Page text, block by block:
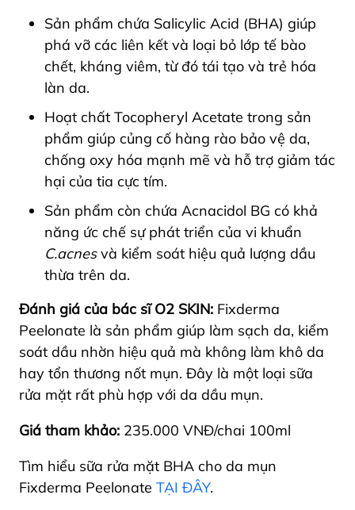
Sản phẩm chứa Salicylic Acid (BHA) giúp
phá vỡ các liên kết và loại bỏ lớp tế bào
chết, kháng viêm, từ đó tái tạo và trẻ hóa
làn da.
Hoạt chất Tocopheryl Acetate trong sản
phẩm giúp củng cố hàng rào bảo vệ da,
chống oxy hóa mạnh mẽ và hỗ trợ giảm tác
hại của tia cực tím.
Sản phẩm còn chứa Acnacidol BG có khả
năng ức chế sự phát triển của vi khuẩn
C.acnesvà kiểm soát hiệu quả lượng dầu
thừa trên da.
Đánh giá của bác sĩ O2 SKIN: Fixderma
Peelonate là sản phẩm giúp làm sạch da, kiểm
soát dầu nhờn hiệu quả mà không làm khô da
hay tổn thương nốt mụn. Đây là một loại sữa
rửa mặt rất phù hợp với da dầu mụn.
Giá tham khảo: 235.000 VNĐ/chai 100ml
Tìm hiểu sữa rửa mặt BHA cho da mụn
Fixderma Peelonate TẠI ĐÂY.